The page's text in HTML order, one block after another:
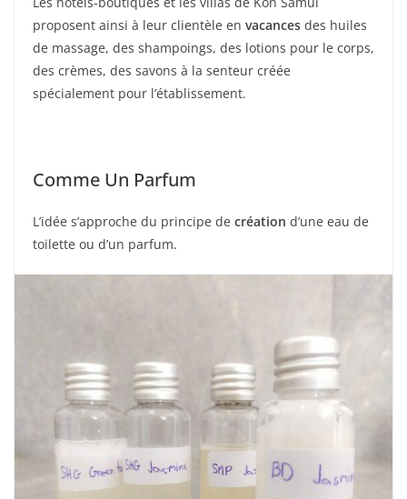
proposent ainsi à leur clientèle en vacances des huiles
de massage, des shampoings, des lotions pour le corps,
des crèmes, des savons à la senteur créée
spécialement pour l’établissement.
Comme Un Parfum
L’idée s’approche du principe de création d’une eau de
toilette ou d’un parfum.